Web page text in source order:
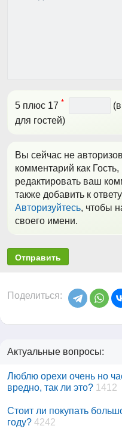
5 плюс 17 *
для гостей)
Вы сейчас не
комментарий как
редактировать ваш
также добавить к
Авторизуйтесь, чтобы
своего имени.
Отправить
Поделиться:
Актуальные вопросы:
Люблю орехи очень но
вредно, так ли это? 1412
Стоит ли покупать
году? 4242